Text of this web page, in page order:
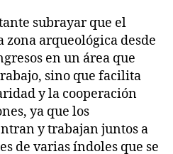
subrayar que el
arqueológica desde
en un área que
sino que facilita
y la cooperación
ya que los
y trabajan juntos a
de varias índoles que se